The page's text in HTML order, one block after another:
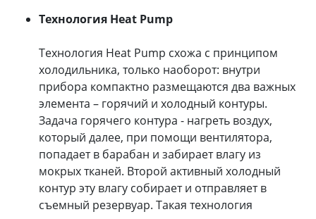
Технология Heat Pump
Технология Heat Pump схожа с принципом
холодильника, только наоборот: внутри
прибора компактно размещаются два важных
элемента – горячий и холодный контуры.
Задача горячего контура - нагреть воздух,
который далее, при помощи вентилятора,
попадает в барабан и забирает влагу из
мокрых тканей. Второй активный холодный
контур эту влагу собирает и отправляет в
съемный резервуар. Такая технология